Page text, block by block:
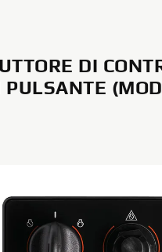
DI
PULSANTE